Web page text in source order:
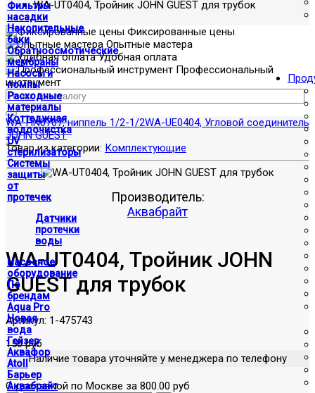
Фильтры
насадки
Накопительные
баки
Обратноосмотические
мембраны
Насосы и
помпы
Расходные
материалы
Коттеджная
водоочистка
UV
стерилизаторы
Системы
защиты
от
протечек
Датчики
протечки
воды
Насосное
оборудование
По
брендам
Aqua Pro
Новая
вода
Гейзер
Аквафор
Atoll
Барьер
Аквабрайт
WA-UT0404, Тройник JOHN GUEST для трубок
Фиксированные цены
Опытные мастера
Удобная оплата
Профессиональный
инструмент
WA-HN0707, ниппель 1/2-1/2WA-UE0404, Угловой соединитель
JOHN GUEST
Товар из категории: Комплектующие
Производитель:
Аквабрайт
WA-UT0404, Тройник JOHN
GUEST для трубок
Артикул: 1-475743
150 руб
Наличие товара уточняйте у менеджера по телефону
С доставкой по Москве за 800.00 руб